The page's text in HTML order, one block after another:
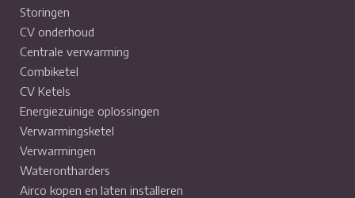
Storingen
CV onderhoud
Centrale verwarming
Combiketel
CV Ketels
Energiezuinige oplossingen
Verwarmingsketel
Verwarmingen
Waterontharders
Airco kopen en laten installeren